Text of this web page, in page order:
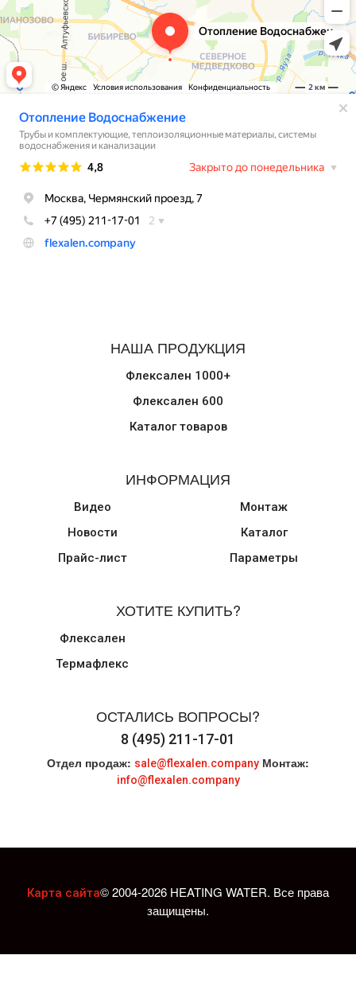
НАША ПРОДУКЦИЯ
Флексален 1000+
Флексален 600
Каталог товаров
ИНФОРМАЦИЯ
Видео
Новости
Прайс-лист
Монтаж
Каталог
Параметры
ХОТИТЕ КУПИТЬ?
Флексален
Термафлекс
ОСТАЛИСЬ ВОПРОСЫ?
8 (495) 211-17-01
Отдел продаж: sale@flexalen.company Монтаж:
info@flexalen.company
Карта сайта© 2004-2026 HEATING WATER. Все права
защищены.